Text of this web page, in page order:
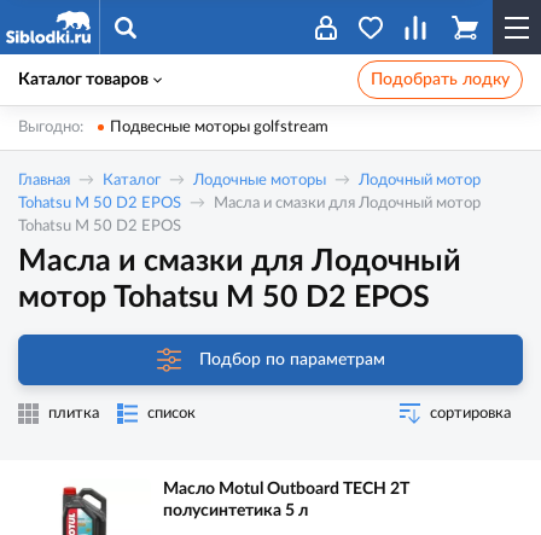
Каталог товаров Подобрать лодку
Выгодно: Подвесные моторы golfstream
Главная Каталог Лодочные моторы
Лодочный мотор
Tohatsu M 50 D2 EPOS
Масла и смазки для Лодочный мотор
Tohatsu M 50 D2 EPOS
Масла и смазки для Лодочный
мотор Tohatsu M 50 D2 EPOS
Подбор по параметрам
плитка список сортировка
Масло Motul Outboard TECH 2T
полусинтетика 5 л